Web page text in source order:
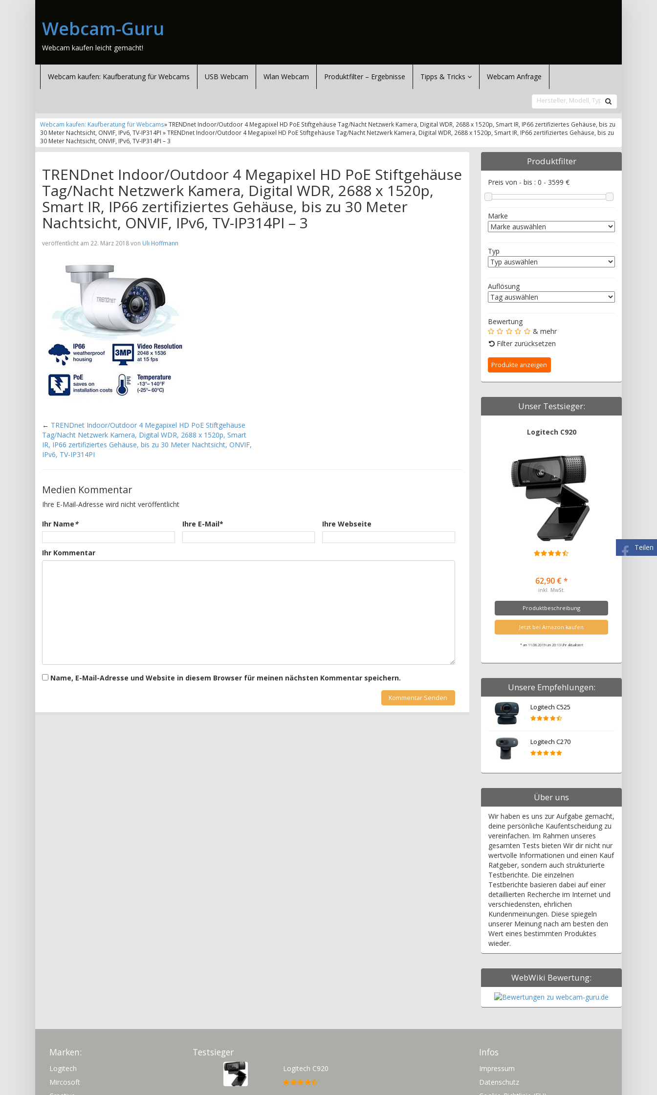
Webcam-Guru
Webcam kaufen leicht gemacht!
Webcam kaufen: Kaufberatung für Webcams USB Webcam Wlan Webcam Produktfilter – Ergebnisse Tipps & Tricks Webcam Anfrage
Webcam kaufen: Kaufberatung für Webcams» TRENDnet Indoor/Outdoor 4 Megapixel HD PoE Stiftgehäuse Tag/Nacht Netzwerk Kamera, Digital WDR, 2688 x 1520p, Smart IR, IP66 zertifiziertes Gehäuse, bis zu
30 Meter Nachtsicht, ONVIF, IPv6, TV-IP314PI » TRENDnet Indoor/Outdoor 4 Megapixel HD PoE Stiftgehäuse Tag/Nacht Netzwerk Kamera, Digital WDR, 2688 x 1520p, Smart IR, IP66 zertifiziertes Gehäuse, bis zu
30 Meter Nachtsicht, ONVIF, IPv6, TV-IP314PI – 3
Teilen
TRENDnet Indoor/Outdoor 4 Megapixel HD PoE Stiftgehäuse
Tag/Nacht Netzwerk Kamera, Digital WDR, 2688 x 1520p,
Smart IR, IP66 zertifiziertes Gehäuse, bis zu 30 Meter
Nachtsicht, ONVIF, IPv6, TV-IP314PI – 3
veröffentlicht am 22. März 2018 von Uli Hoffmann
← TRENDnet Indoor/Outdoor 4 Megapixel HD PoE Stiftgehäuse
Tag/Nacht Netzwerk Kamera, Digital WDR, 2688 x 1520p, Smart
IR, IP66 zertifiziertes Gehäuse, bis zu 30 Meter Nachtsicht, ONVIF,
IPv6, TV-IP314PI
Medien Kommentar
Ihre E-Mail-Adresse wird nicht veröffentlicht
Ihr Name* Ihre E-Mail* Ihre Webseite
Ihr Kommentar
Name, E-Mail-Adresse und Website in diesem Browser für meinen nächsten Kommentar speichern.
Produktfilter
Preis von - bis : 0 - 3599 €
Marke
Typ
Auflösung
Bewertung
& mehr
Filter zurücksetzen
Unser Testsieger:
Logitech C920
62,90 € *
inkl. MwSt.
Produktbeschreibung
Jetzt bei Amazon kaufen
* am 11.08.2019 um 20:13 Uhr aktualisiert
Unsere Empfehlungen:
Logitech C525
Logitech C270
Über uns
Wir haben es uns zur Aufgabe gemacht,
deine persönliche Kaufentscheidung zu
vereinfachen. Im Rahmen unseres
gesamten Tests bieten Wir dir nicht nur
wertvolle Informationen und einen Kauf
Ratgeber, sondern auch strukturierte
Testberichte. Die einzelnen
Testberichte basieren dabei auf einer
detaillierten Recherche im Internet und
verschiedensten, ehrlichen
Kundenmeinungen. Diese spiegeln
unserer Meinung nach am besten den
Wert eines bestimmten Produktes
wieder.
WebWiki Bewertung:
Marken:
Logitech
Mircosoft
Testsieger
Logitech C920
Infos
Impressum
Datenschutz